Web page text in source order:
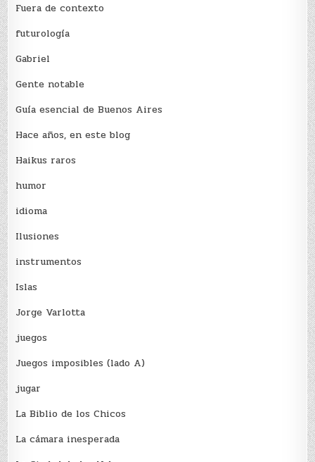
Fuera de contexto
futurología
Gabriel
Gente notable
Guía esencial de Buenos Aires
Hace años, en este blog
Haikus raros
humor
idioma
Ilusiones
instrumentos
Islas
Jorge Varlotta
juegos
Juegos imposibles (lado A)
jugar
La Biblio de los Chicos
La cámara inesperada